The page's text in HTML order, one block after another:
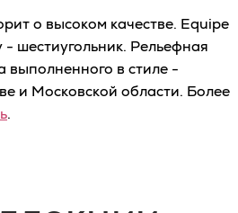
о высоком качестве. Equipe
шестиугольник. Рельефная
выполненного в стиле -
и Московской области. Более
.